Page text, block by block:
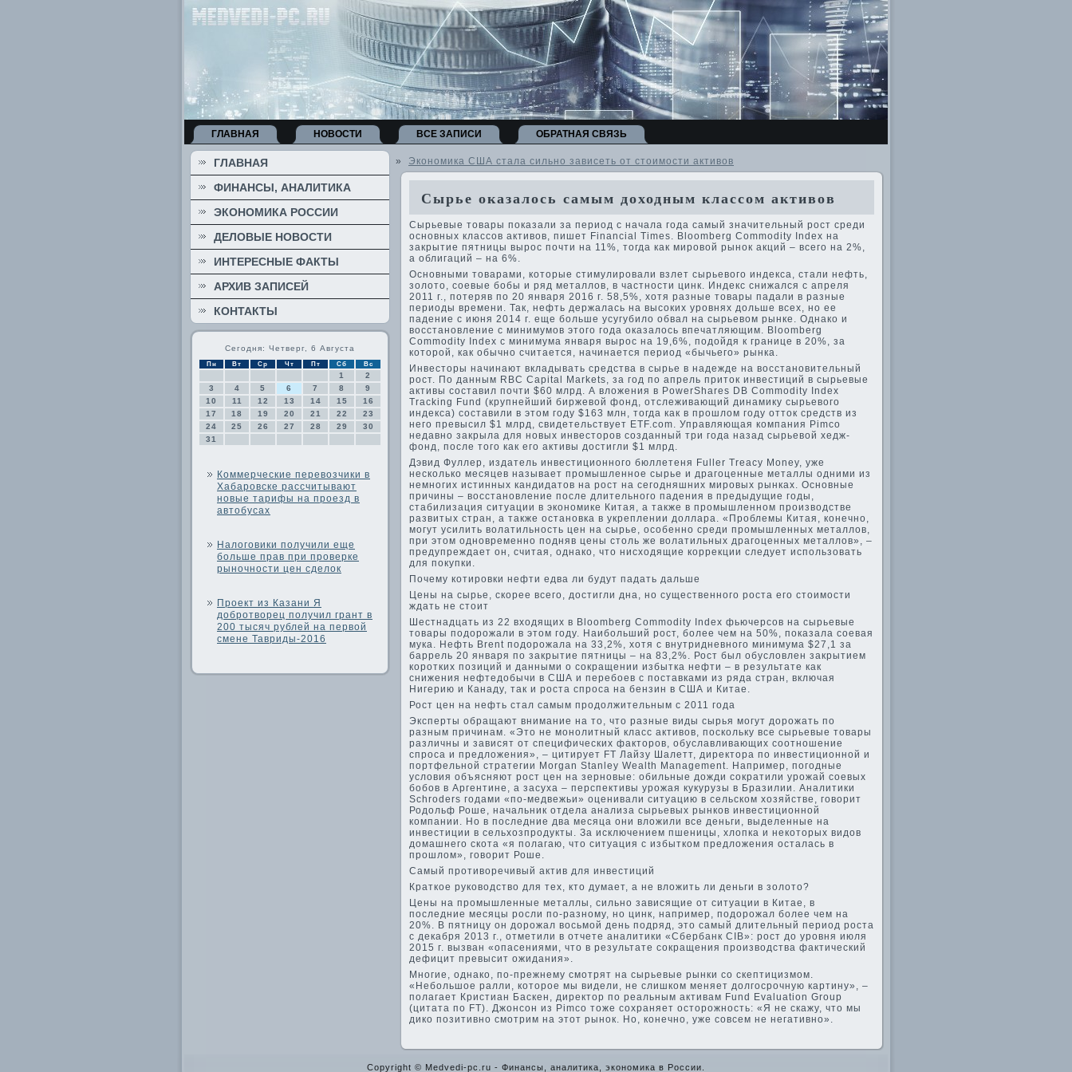
ГЛАВНАЯ НОВОСТИ ВСЕ ЗАПИСИ ОБРАТНАЯ СВЯЗЬ
ГЛАВНАЯ
ФИНАНСЫ, АНАЛИТИКА
ЭКОНОМИКА РОССИИ
ДЕЛОВЫЕ НОВОСТИ
ИНТЕРЕСНЫЕ ФАКТЫ
АРХИВ ЗАПИСЕЙ
КОНТАКТЫ
Сегодня: Четверг, 6 Августа
Пн Вт Ср Чт Пт Сб Вс
1
2
3
4 5 6 7 8
9
10
11 12 13 14 15
16
17
18 19 20 21 22
23
24
25 26 27 28 29
30
31
Коммерческие перевозчики в
Хабаровске рассчитывают
новые тарифы на проезд в
автобусах
Налоговики получили еще
больше прав при проверке
рыночности цен сделок
Проект из Казани Я
добротворец получил грант в
200 тысяч рублей на первой
смене Тавриды-2016
» Экономика США стала сильно зависеть от стоимости активов
Сырье оказалось самым доходным классом активов
Сырьевые товары показали за период с начала года самый значительный рост среди
основных классов активов, пишет Financial Times. Bloomberg Commodity Index на
закрытие пятницы вырос почти на 11%, тогда как мировой рынок акций – всего на 2%,
а облигаций – на 6%.
Основными товарами, которые стимулировали взлет сырьевого индекса, стали нефть,
золото, соевые бобы и ряд металлов, в частности цинк. Индекс снижался с апреля
2011 г., потеряв по 20 января 2016 г. 58,5%, хотя разные товары падали в разные
периоды времени. Так, нефть держалась на высоких уровнях дольше всех, но ее
падение с июня 2014 г. еще больше усугубило обвал на сырьевом рынке. Однако и
восстановление с минимумов этого года оказалось впечатляющим. Bloomberg
Commodity Index с минимума января вырос на 19,6%, подойдя к границе в 20%, за
которой, как обычно считается, начинается период «бычьего» рынка.
Инвесторы начинают вкладывать средства в сырье в надежде на восстановительный
рост. По данным RBC Capital Markets, за год по апрель приток инвестиций в сырьевые
активы составил почти $60 млрд. А вложения в PowerShares DB Commodity Index
Tracking Fund (крупнейший биржевой фонд, отслеживающий динамику сырьевого
индекса) составили в этом году $163 млн, тогда как в прошлом году отток средств из
него превысил $1 млрд, свидетельствует ETF.com. Управляющая компания Pimco
недавно закрыла для новых инвесторов созданный три года назад сырьевой хедж-
фонд, после того как его активы достигли $1 млрд.
Дэвид Фуллер, издатель инвестиционного бюллетеня Fuller Treacy Money, уже
несколько месяцев называет промышленное сырье и драгоценные металлы одними из
немногих истинных кандидатов на рост на сегодняшних мировых рынках. Основные
причины – восстановление после длительного падения в предыдущие годы,
стабилизация ситуации в экономике Китая, а также в промышленном производстве
развитых стран, а также остановка в укреплении доллара. «Проблемы Китая, конечно,
могут усилить волатильность цен на сырье, особенно среди промышленных металлов,
при этом одновременно подняв цены столь же волатильных драгоценных металлов», –
предупреждает он, считая, однако, что нисходящие коррекции следует использовать
для покупки.
Почему котировки нефти едва ли будут падать дальше
Цены на сырье, скорее всего, достигли дна, но существенного роста его стоимости
ждать не стоит
Шестнадцать из 22 входящих в Bloomberg Commodity Index фьючерсов на сырьевые
товары подорожали в этом году. Наибольший рост, более чем на 50%, показала соевая
мука. Нефть Brent подорожала на 33,2%, хотя с внутридневного минимума $27,1 за
баррель 20 января по закрытие пятницы – на 83,2%. Рост был обусловлен закрытием
коротких позиций и данными о сокращении избытка нефти – в результате как
снижения нефтедобычи в США и перебоев с поставками из ряда стран, включая
Нигерию и Канаду, так и роста спроса на бензин в США и Китае.
Рост цен на нефть стал самым продолжительным с 2011 года
Эксперты обращают внимание на то, что разные виды сырья могут дорожать по
разным причинам. «Это не монолитный класс активов, поскольку все сырьевые товары
различны и зависят от специфических факторов, обуславливающих соотношение
спроса и предложения», – цитирует FT Лайзу Шалетт, директора по инвестиционной и
портфельной стратегии Morgan Stanley Wealth Management. Например, погодные
условия объясняют рост цен на зерновые: обильные дожди сократили урожай соевых
бобов в Аргентине, а засуха – перспективы урожая кукурузы в Бразилии. Аналитики
Schroders годами «по-медвежьи» оценивали ситуацию в сельском хозяйстве, говорит
Родольф Роше, начальник отдела анализа сырьевых рынков инвестиционной
компании. Но в последние два месяца они вложили все деньги, выделенные на
инвестиции в сельхозпродукты. За исключением пшеницы, хлопка и некоторых видов
домашнего скота «я полагаю, что ситуация с избытком предложения осталась в
прошлом», говорит Роше.
Самый противоречивый актив для инвестиций
Краткое руководство для тех, кто думает, а не вложить ли деньги в золото?
Цены на промышленные металлы, сильно зависящие от ситуации в Китае, в
последние месяцы росли по-разному, но цинк, например, подорожал более чем на
20%. В пятницу он дорожал восьмой день подряд, это самый длительный период роста
с декабря 2013 г., отметили в отчете аналитики «Сбербанк CIB»: рост до уровня июля
2015 г. вызван «опасениями, что в результате сокращения производства фактический
дефицит превысит ожидания».
Многие, однако, по-прежнему смотрят на сырьевые рынки со скептицизмом.
«Небольшое ралли, которое мы видели, не слишком меняет долгосрочную картину», –
полагает Кристиан Баскен, директор по реальным активам Fund Evaluation Group
(цитата по FT). Джонсон из Pimco тоже сохраняет осторожность: «Я не скажу, что мы
дико позитивно смотрим на этот рынок. Но, конечно, уже совсем не негативно».
Copyright © Medvedi-pc.ru - Финансы, аналитика, экономика в России.